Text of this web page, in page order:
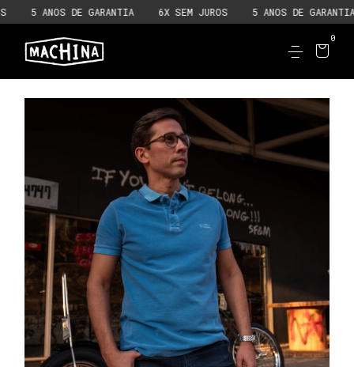
5 ANOS DE GARANTIA 6X SEM JUROS 5 ANOS DE GARANTIA
0